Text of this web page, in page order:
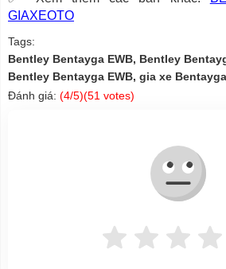
GIAXEOTO
Tags:
Bentley Bentayga EWB, Bentley
Bentley Bentayga EWB, gia xe
Đánh giá: (4/5)(51 votes)